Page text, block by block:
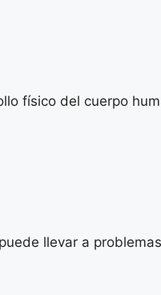
físico del cuerpo
llevar a